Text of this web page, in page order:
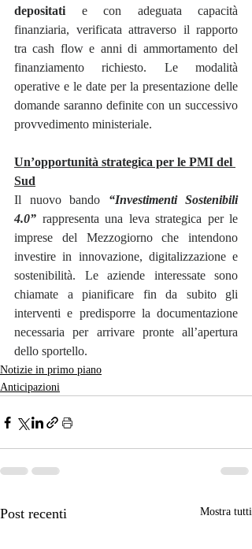
depositati e con adeguata capacità
finanziaria, verificata attraverso il rapporto
tra cash flow e anni di ammortamento del
finanziamento richiesto. Le modalità
operative e le date per la presentazione delle
domande saranno definite con un successivo
provvedimento ministeriale.
Un’opportunità strategica per le PMI del
Sud
Il nuovo bando “Investimenti Sostenibili
4.0” rappresenta una leva strategica per le
imprese del Mezzogiorno che intendono
investire in innovazione, digitalizzazione e
sostenibilità. Le aziende interessate sono
chiamate a pianificare fin da subito gli
interventi e predisporre la documentazione
necessaria per arrivare pronte all’apertura
dello sportello.
Notizie in primo piano
Anticipazioni
Post recenti Mostra tutti